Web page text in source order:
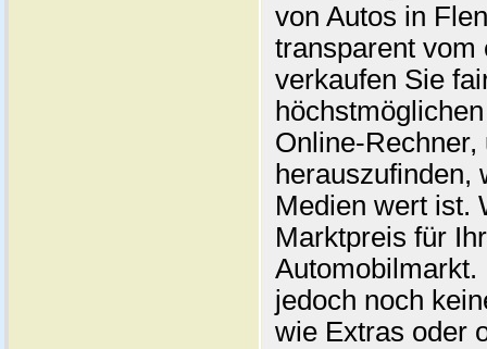
von Autos in
transparent vom
verkaufen Sie
Online-
herauszufinden,
Medien wert ist.
Marktpreis für
jedoch noch
wie Extras oder